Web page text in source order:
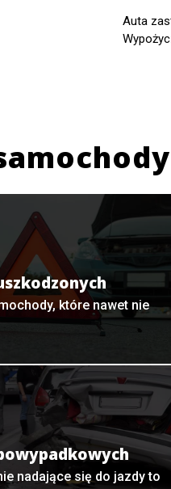
Auta
które nawet nie
nadające się do jazdy to